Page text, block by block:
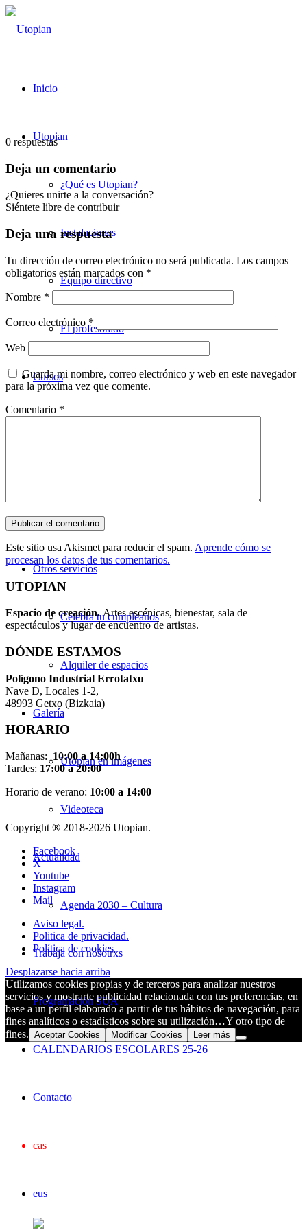
Inicio
Utopian
¿Qué es Utopian?
Instalaciones
Equipo directivo
El profesorado
Cursos
Música
Otros servicios
Celebra tu cumpleaños
Alquiler de espacios
Galería
Utopian en imágenes
Videoteca
Actualidad
Agenda 2030 – Cultura
Trabaja con nosotrxs
Programación SUA
CALENDARIOS ESCOLARES 25-26
Contacto
cas
eus
0 respuestas
Deja un comentario
¿Quieres unirte a la conversación?
Siéntete libre de contribuir
Deja una respuesta
Tu dirección de correo electrónico no será publicada. Los campos
obligatorios están marcados con *
Nombre *
Correo electrónico *
Web
Guarda mi nombre, correo electrónico y web en este navegador
para la próxima vez que comente.
Comentario *
Este sitio usa Akismet para reducir el spam. Aprende cómo se
procesan los datos de tus comentarios.
UTOPIAN
Espacio de creación.Artes escénicas, bienestar, sala de
espectáculos y lugar de encuentro de artistas.
DÓNDE ESTAMOS
Polígono Industrial Errotatxu
Nave D, Locales 1-2,
48993 Getxo (Bizkaia)
HORARIO
Mañanas: 10:00 a 14:00h
Tardes: 17:00 a 20:00
Horario de verano: 10:00 a 14:00
Copyright ® 2018-2026 Utopian.
Facebook
X
Youtube
Instagram
Mail
Aviso legal.
Politica de privacidad.
Política de cookies
Desplazarse hacia arriba
Utilizamos cookies propias y de terceros para analizar nuestros
servicios y mostrarte publicidad relacionada con tus preferencias, en
base a un perfil elaborado a partir de tus hábitos de navegación, para
fines analíticos o estadísticos sobre su utilización…Y otro tipo de
fines. Aceptar Cookies Modificar Cookies Leer más